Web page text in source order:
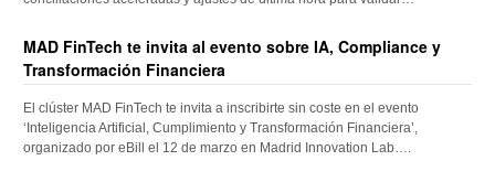
MAD FinTech te invita al evento sobre IA, Compliance y
Transformación Financiera
El clúster MAD FinTech te invita a inscribirte sin coste en el evento
‘Inteligencia Artificial, Cumplimiento y Transformación Financiera’,
organizado por eBill el 12 de marzo en Madrid Innovation Lab….